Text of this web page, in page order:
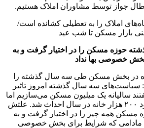
جواز توسط مشاوران املاک هستیم.
حوزه مسکن را در اختیار گرفت و به
خصوصی بها نداد
در بخش مسکن طی سه سال گذشته را
سیاست‌های سه سال گذشته امروز تاثیر
سالیانه یک میلیون مسکن می‌سازیم اما
طبق آمار خودشان حدود ۲۰۰ هزار خانه در سال احداث شد. علتش
مسکن همه چیز را در اختیار گرفت و به
مادامی که شرایط برای بخش خصوصی